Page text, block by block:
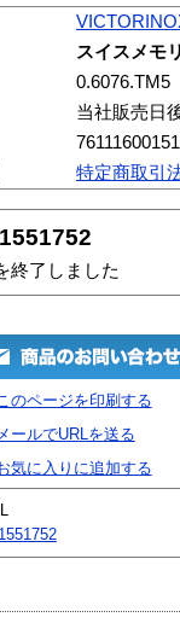
スイスメモ
0.6076.TM5
当社販売日
特定商取引
終了しました
のページを印刷する
ールでURLを送る
気に入りに追加する